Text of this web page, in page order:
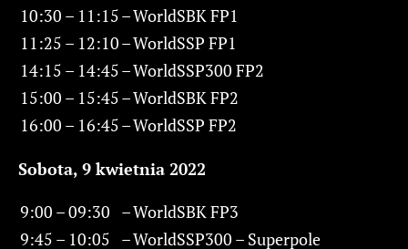
10:30 – 11:15–WorldSBK FP1
11:25 – 12:10–WorldSSP FP1
14:15 – 14:45–WorldSSP300 FP2
15:00 – 15:45–WorldSBK FP2
16:00 – 16:45–WorldSSP FP2
Sobota, 9 kwietnia 2022
9:00 – 09:30 –WorldSBK FP3
9:45 – 10:05 –WorldSSP300 – Superpole